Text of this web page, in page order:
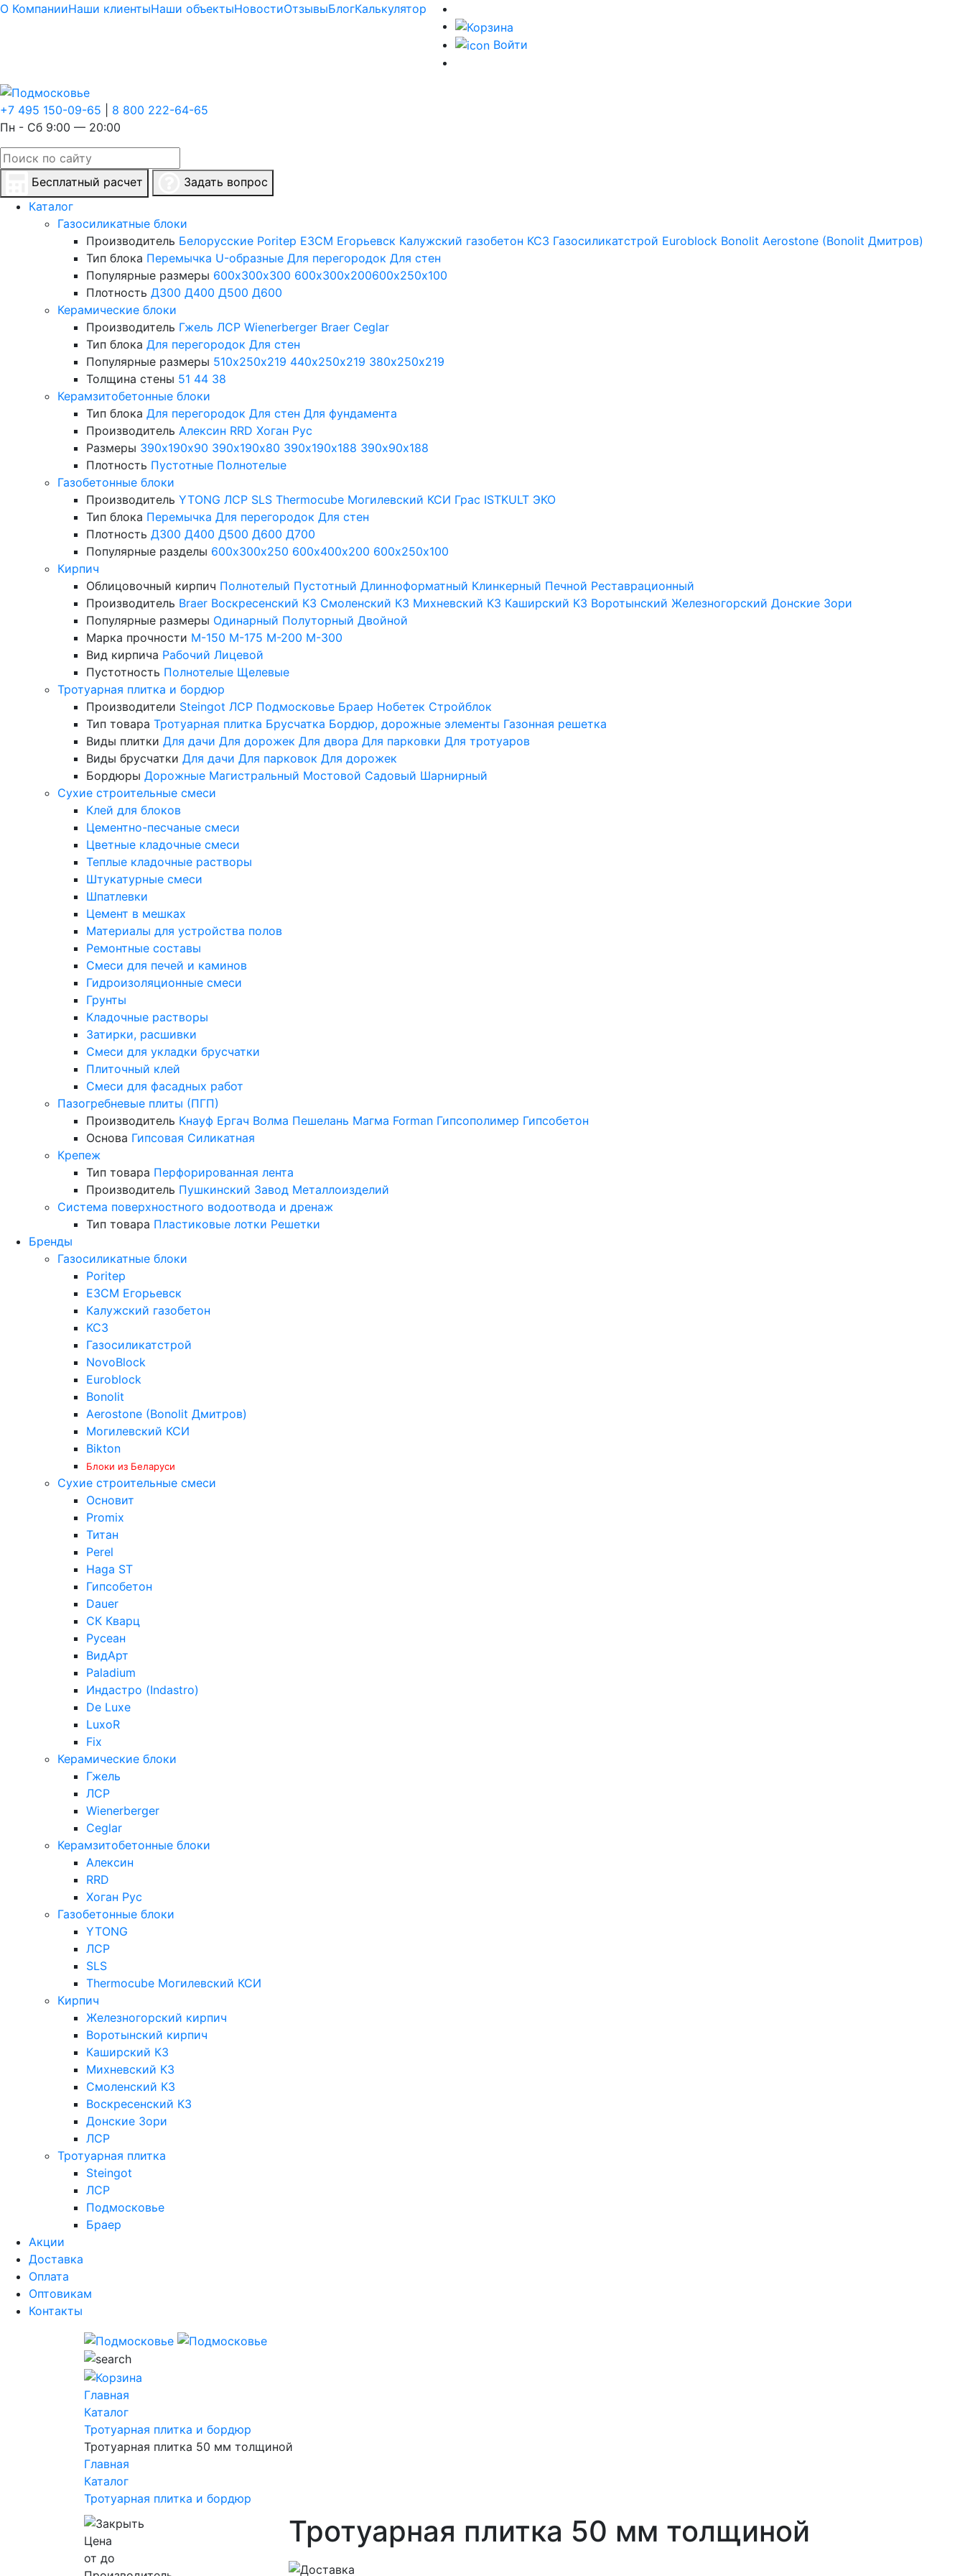
О КомпанииНаши клиентыНаши объектыНовостиОтзывыБлогКалькулятор
Войти
+7 495 150-09-65
8 800 222-64-65
Пн - Сб 9:00 — 20:00
Бесплатный расчет
Задать вопрос
Каталог
Газосиликатные блоки
Производитель Белорусские Poritep ЕЗСМ Егорьевск Калужский газобетон КСЗ Газосиликатстрой Euroblock Bonolit Aerostone (Bonolit Дмитров)
Тип блока Перемычка U-образные Для перегородок Для стен
Популярные размеры 600х300х300 600х300х200600х250х100
Плотность Д300 Д400 Д500 Д600
Керамические блоки
Производитель Гжель ЛСР Wienerberger Braer Ceglar
Тип блока Для перегородок Для стен
Популярные размеры 510х250х219 440х250х219 380х250х219
Толщина стены 51 44 38
Керамзитобетонные блоки
Тип блока Для перегородок Для стен Для фундамента
Производитель Алексин RRD Хоган Рус
Размеры 390х190х90 390х190х80 390х190х188 390х90х188
Плотность Пустотные Полнотелые
Газобетонные блоки
Производитель YTONG ЛСР SLS Thermocube Могилевский КСИ Грас ISTKULT ЭКО
Тип блока Перемычка Для перегородок Для стен
Плотность Д300 Д400 Д500 Д600 Д700
Популярные разделы 600х300х250 600х400х200 600х250х100
Кирпич
Облицовочный кирпич Полнотелый Пустотный Длинноформатный Клинкерный Печной Реставрационный
Производитель Braer Воскресенский КЗ Смоленский КЗ Михневский КЗ Каширский КЗ Воротынский Железногорский Донские Зори
Популярные размеры Одинарный Полуторный Двойной
Марка прочности М-150 М-175 М-200 М-300
Вид кирпича Рабочий Лицевой
Пустотность Полнотелые Щелевые
Тротуарная плитка и бордюр
Производители Steingot ЛСР Подмосковье Браер Нобетек Стройблок
Тип товара Тротуарная плитка Брусчатка Бордюр, дорожные элементы Газонная решетка
Виды плитки Для дачи Для дорожек Для двора Для парковки Для тротуаров
Виды брусчатки Для дачи Для парковок Для дорожек
Бордюры Дорожные Магистральный Мостовой Садовый Шарнирный
Сухие строительные смеси
Клей для блоков
Цементно-песчаные смеси
Цветные кладочные смеси
Теплые кладочные растворы
Штукатурные смеси
Шпатлевки
Цемент в мешках
Материалы для устройства полов
Ремонтные составы
Смеси для печей и каминов
Гидроизоляционные смеси
Грунты
Кладочные растворы
Затирки, расшивки
Смеси для укладки брусчатки
Плиточный клей
Смеси для фасадных работ
Пазогребневые плиты (ПГП)
Производитель Кнауф Ергач Волма Пешелань Магма Forman Гипсополимер Гипсобетон
Основа Гипсовая Силикатная
Крепеж
Тип товара Перфорированная лента
Производитель Пушкинский Завод Металлоизделий
Система поверхностного водоотвода и дренаж
Тип товара Пластиковые лотки Решетки
Бренды
Газосиликатные блоки
Poritep
ЕЗСМ Егорьевск
Калужский газобетон
КСЗ
Газосиликатстрой
NovoBlock
Euroblock
Bonolit
Aerostone (Bonolit Дмитров)
Могилевский КСИ
Bikton
Блоки из Беларуси
Сухие строительные смеси
Основит
Promix
Титан
Perel
Haga ST
Гипсобетон
Dauer
СК Кварц
Русеан
ВидАрт
Paladium
Индастро (Indastro)
De Luxe
LuxoR
Fix
Керамические блоки
Гжель
ЛСР
Wienerberger
Ceglar
Керамзитобетонные блоки
Алексин
RRD
Хоган Рус
Газобетонные блоки
YTONG
ЛСР
SLS
Thermocube Могилевский КСИ
Кирпич
Железногорский кирпич
Воротынский кирпич
Каширский КЗ
Михневский КЗ
Смоленский КЗ
Воскресенский КЗ
Донские Зори
ЛСР
Тротуарная плитка
Steingot
ЛСР
Подмосковье
Браер
Акции
Доставка
Оплата
Оптовикам
Контакты
Главная
Каталог
Тротуарная плитка и бордюр
Тротуарная плитка 50 мм толщиной
Главная
Каталог
Тротуарная плитка и бордюр
Цена
от до
Тротуарная плитка 50 мм толщиной